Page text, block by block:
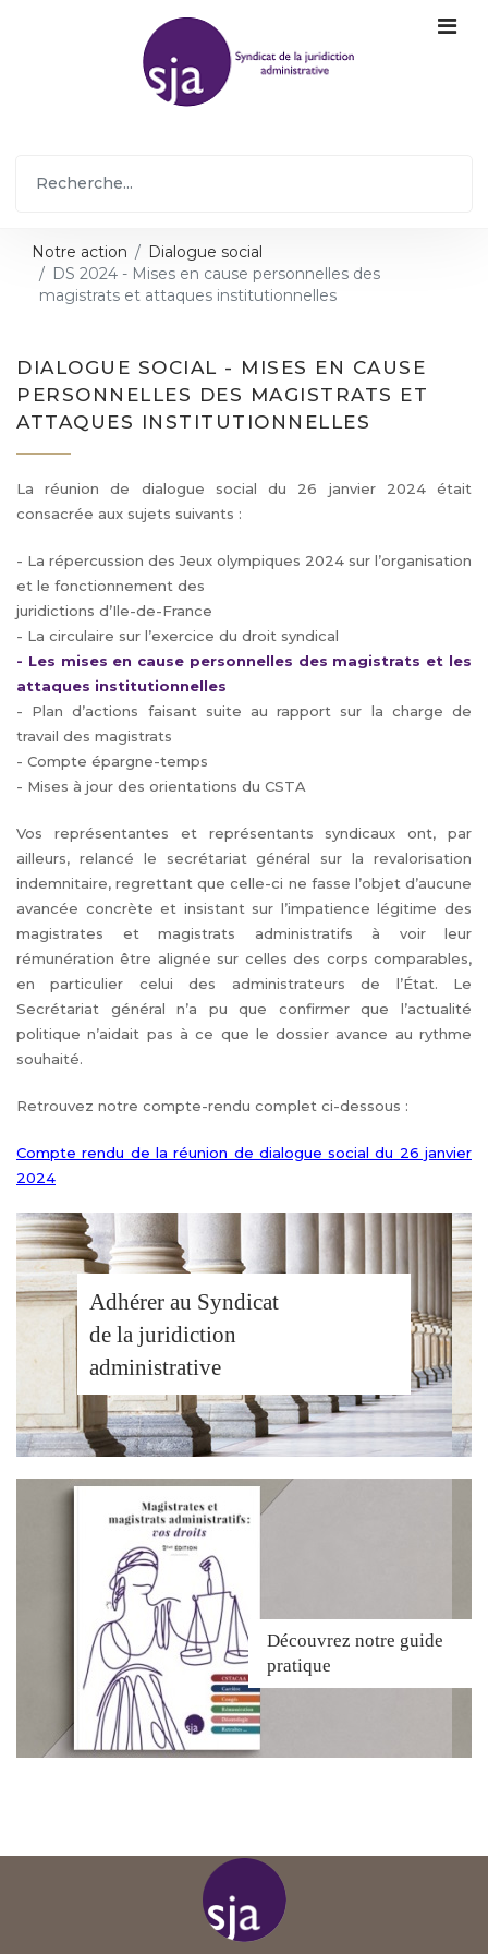
Notre action
Dialogue social
DS 2024 - Mises en cause personnelles des
magistrats et attaques institutionnelles
DIALOGUE SOCIAL - MISES EN CAUSE
PERSONNELLES DES MAGISTRATS ET
ATTAQUES INSTITUTIONNELLES
La réunion de dialogue social du 26 janvier 2024 était
consacrée aux sujets suivants :
- La répercussion des Jeux olympiques 2024 sur l’organisation
et le fonctionnement des
juridictions d’Ile-de-France
- La circulaire sur l’exercice du droit syndical
- Les mises en cause personnelles des magistrats et les
attaques institutionnelles
- Plan d’actions faisant suite au rapport sur la charge de
travail des magistrats
- Compte épargne-temps
- Mises à jour des orientations du CSTA
Vos représentantes et représentants syndicaux ont, par
ailleurs, relancé le secrétariat général sur la revalorisation
indemnitaire, regrettant que celle-ci ne fasse l’objet d’aucune
avancée concrète et insistant sur l’impatience légitime des
magistrates et magistrats administratifs à voir leur
rémunération être alignée sur celles des corps comparables,
en particulier celui des administrateurs de l’État. Le
Secrétariat général n’a pu que confirmer que l’actualité
politique n’aidait pas à ce que le dossier avance au rythme
souhaité.
Retrouvez notre compte-rendu complet ci-dessous :
Compte rendu de la réunion de dialogue social du 26 janvier
2024
Adhérer au Syndicat
de la juridiction
administrative
Découvrez notre guide
pratique